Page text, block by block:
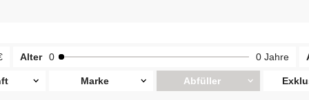
Alter 0 0 Jahre
Marke Abfüller